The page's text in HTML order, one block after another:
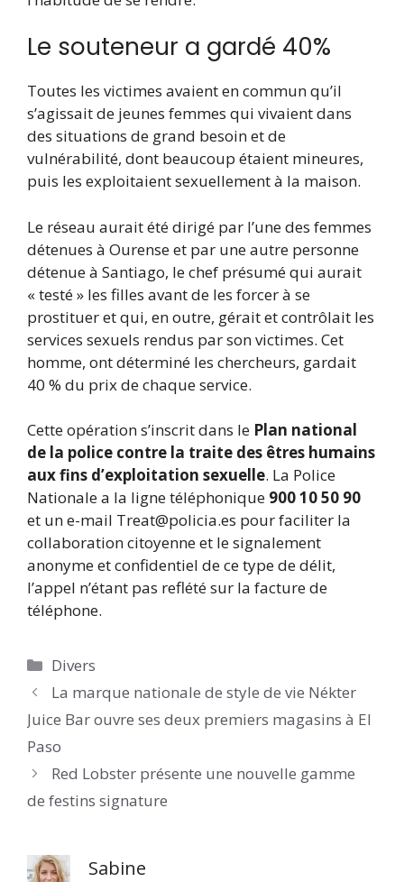
Le souteneur a gardé 40%
Toutes les victimes avaient en commun qu’il
s’agissait de jeunes femmes qui vivaient dans
des situations de grand besoin et de
vulnérabilité, dont beaucoup étaient mineures,
puis les exploitaient sexuellement à la maison.
Le réseau aurait été dirigé par l’une des femmes
détenues à Ourense et par une autre personne
détenue à Santiago, le chef présumé qui aurait
« testé » les filles avant de les forcer à se
prostituer et qui, en outre, gérait et contrôlait les
services sexuels rendus par son victimes. Cet
homme, ont déterminé les chercheurs, gardait
40 % du prix de chaque service.
Cette opération s’inscrit dans le Plan national
de la police contre la traite des êtres humains
aux fins d’exploitation sexuelle. La Police
Nationale a la ligne téléphonique 900 10 50 90
et un e-mail Treat@policia.es pour faciliter la
collaboration citoyenne et le signalement
anonyme et confidentiel de ce type de délit,
l’appel n’étant pas reflété sur la facture de
téléphone.
Catégories
Divers
La marque nationale de style de vie Nékter
Juice Bar ouvre ses deux premiers magasins à El
Paso
Red Lobster présente une nouvelle gamme
de festins signature
Sabine